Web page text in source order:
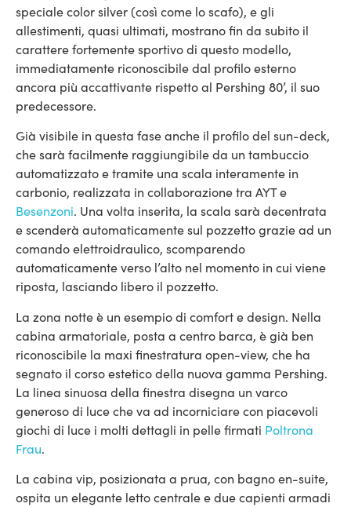
speciale color silver (così come lo scafo), e gli
allestimenti, quasi ultimati, mostrano fin da subito il
carattere fortemente sportivo di questo modello,
immediatamente riconoscibile dal profilo esterno
ancora più accattivante rispetto al Pershing 80’, il suo
predecessore.
Già visibile in questa fase anche il profilo del sun-deck,
che sarà facilmente raggiungibile da un tambuccio
automatizzato e tramite una scala interamente in
carbonio, realizzata in collaborazione tra AYT e
Besenzoni. Una volta inserita, la scala sarà decentrata
e scenderà automaticamente sul pozzetto grazie ad un
comando elettroidraulico, scomparendo
automaticamente verso l’alto nel momento in cui viene
riposta, lasciando libero il pozzetto.
La zona notte è un esempio di comfort e design. Nella
cabina armatoriale, posta a centro barca, è già ben
riconoscibile la maxi finestratura open-view, che ha
segnato il corso estetico della nuova gamma Pershing.
La linea sinuosa della finestra disegna un varco
generoso di luce che va ad incorniciare con piacevoli
giochi di luce i molti dettagli in pelle firmati Poltrona
Frau.
La cabina vip, posizionata a prua, con bagno en-suite,
ospita un elegante letto centrale e due capienti armadi